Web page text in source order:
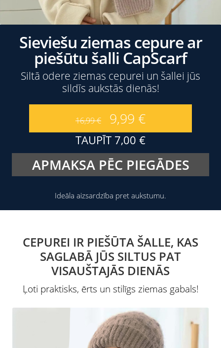
Sieviešu ziemas cepure ar
piešūtu šalli CapScarf
Siltā odere ziemas cepurei un šallei jūs
sildīs aukstās dienās!
16,99€ 9,99 €
TAUPĪT 7,00 €
APMAKSA PĒC PIEGĀDES
Ideāla aizsardzība pret aukstumu.
CEPUREI IR PIEŠŪTA ŠALLE, KAS
SAGLABĀ JŪS SILTUS PAT
VISAUŠTAJĀS DIENĀS
Ļoti praktisks, ērts un stilīgs ziemas gabals!